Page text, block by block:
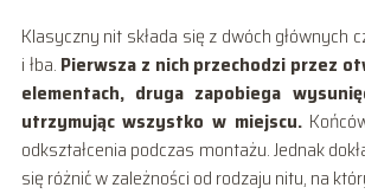
Klasyczny nit składa się z dwóch głównych
i łba. Pierwsza z nich przechodzi przez
elementach, druga zapobiega
utrzymując wszystko w miejscu.
odkształcenia podczas montażu. Jednak
się różnić w zależności od rodzaju nitu, na